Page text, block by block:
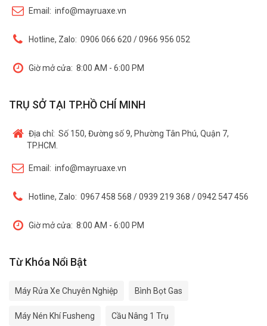
Email: info@mayruaxe.vn
Hotline, Zalo: 0906 066 620 / 0966 956 052
Giờ mở cửa: 8:00 AM - 6:00 PM
TRỤ SỞ TẠI TP.HỒ CHÍ MINH
Địa chỉ: Số 150, Đường số 9, Phường Tân Phú, Quận 7,
TP.HCM.
Email: info@mayruaxe.vn
Hotline, Zalo: 0967 458 568 / 0939 219 368 / 0942 547 456
Giờ mở cửa: 8:00 AM - 6:00 PM
Từ Khóa Nổi Bật
Máy Rửa Xe Chuyên Nghiệp Bình Bọt Gas
Máy Nén Khí Fusheng Cầu Nâng 1 Trụ